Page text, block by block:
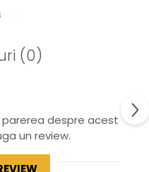
(0)
despre acest
un review.